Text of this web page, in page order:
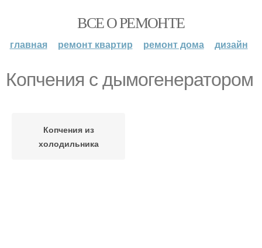
ВСЕ О РЕМОНТЕ
главная ремонт квартир ремонт дома дизайн
Копчения с дымогенератором
Копчения из
холодильника